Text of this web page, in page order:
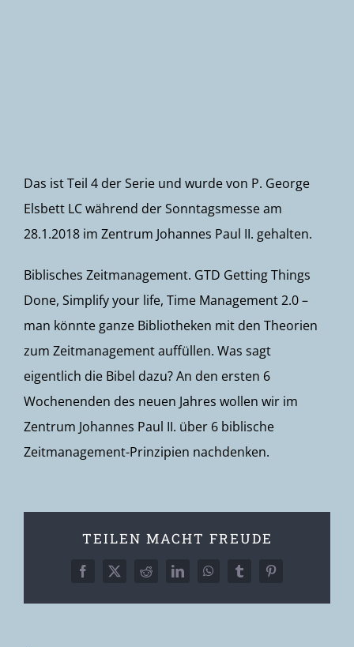
Das ist Teil 4 der Serie und wurde von P. George
Elsbett LC während der Sonntagsmesse am
28.1.2018 im Zentrum Johannes Paul II. gehalten.
Biblisches Zeitmanagement. GTD Getting Things
Done, Simplify your life, Time Management 2.0 –
man könnte ganze Bibliotheken mit den Theorien
zum Zeitmanagement auffüllen. Was sagt
eigentlich die Bibel dazu? An den ersten 6
Wochenenden des neuen Jahres wollen wir im
Zentrum Johannes Paul II. über 6 biblische
Zeitmanagement-Prinzipien nachdenken.
TEILEN MACHT FREUDE
Facebook
X RedditLinkedInWhatsAppTumblrPinterest